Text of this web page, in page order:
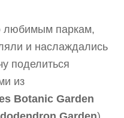
любимым паркам,
и наслаждались
поделиться
из
Botanic Garden